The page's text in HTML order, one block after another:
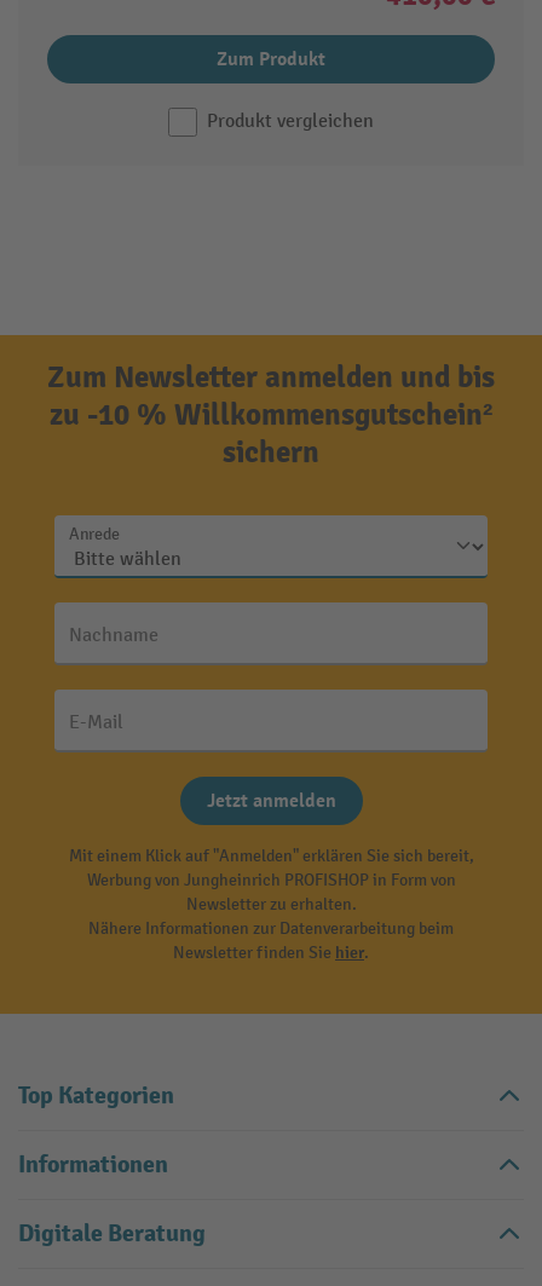
Zum Produkt
Produkt vergleichen
Zum Newsletter anmelden und bis
zu -10 % Willkommensgutschein²
sichern
Anrede
Nachname
E-Mail
Jetzt anmelden
Mit einem Klick auf "Anmelden" erklären Sie sich bereit,
Werbung von Jungheinrich PROFISHOP in Form von
Newsletter zu erhalten.
Nähere Informationen zur Datenverarbeitung beim
Newsletter finden Sie hier.
Top Kategorien
Informationen
Digitale Beratung